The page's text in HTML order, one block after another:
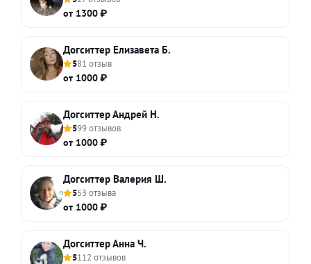
от 1300 ₽
Догситтер Елизавета Б.
581 отзыв
от 1000 ₽
Догситтер Андрей Н.
599 отзывов
от 1000 ₽
Догситтер Валерия Ш.
553 отзыва
от 1000 ₽
Догситтер Анна Ч.
5112 отзывов